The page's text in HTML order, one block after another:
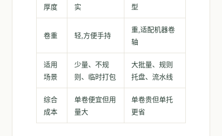
厚度
实
型
卷重 轻,方便手持
重,适配机器卷
轴
适用
场景
少量、不规
则、临时打包
大批量、规则
托盘、流水线
综合
成本
单卷便宜但用
量大
单卷贵但单托
更省